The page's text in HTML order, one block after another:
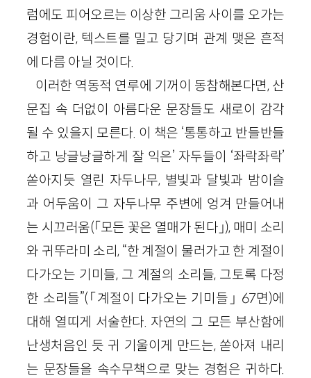
럼에도 피어오르는 이상한 그리움 사이를 오가는
경험이란, 텍스트를 밀고 당기며 관계 맺은 흔적
에 다름 아닐 것이다.
이러한 역동적 연루에 기꺼이 동참해본다면, 산
문집 속 더없이 아름다운 문장들도 새로이 감각
될 수 있을지 모른다. 이 책은 ‘통통하고 반들반들
하고 낭글낭글하게 잘 익은’ 자두들이 ‘좌락좌락’
쏟아지듯 열린 자두나무, 별빛과 달빛과 밤이슬
과 어두움이 그 자두나무 주변에 엉겨 만들어내
는 시끄러움(「모든 꽃은 열매가 된다」), 매미 소리
와 귀뚜라미 소리, “한 계절이 물러가고 한 계절이
다가오는 기미들, 그 계절의 소리들, 그토록 다정
한 소리들”(「계절이 다가오는 기미들」 67면)에
대해 열띠게 서술한다. 자연의 그 모든 부산함에
난생처음인 듯 귀 기울이게 만드는, 쏟아져 내리
는 문장들을 속수무책으로 맞는 경험은 귀하다.